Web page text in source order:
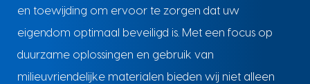
en toewijding om ervoor te zorgen dat uw
eigendom optimaal beveiligd is. Met een focus op
duurzame oplossingen en gebruik van
milieuvriendelijke materialen bieden wij niet alleen